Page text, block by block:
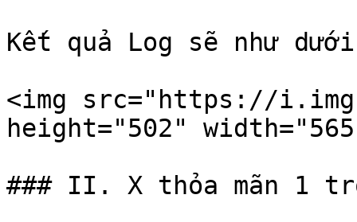
Kết quả Log sẽ như
<img src="https://
height="502"
### II. X thỏa mãn 1